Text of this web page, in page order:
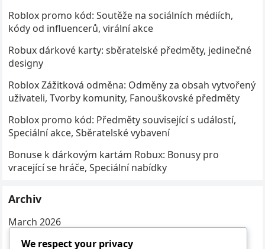
Roblox promo kód: Soutěže na sociálních médiích,
kódy od influencerů, virální akce
Robux dárkové karty: sběratelské předměty, jedinečné
designy
Roblox Zážitková odměna: Odměny za obsah vytvořený
uživateli, Tvorby komunity, Fanouškovské předměty
Roblox promo kód: Předměty související s událostí,
Speciální akce, Sběratelské vybavení
Bonuse k dárkovým kartám Robux: Bonusy pro
vracející se hráče, Speciální nabídky
Archiv
March 2026
February 2026
We respect your privacy